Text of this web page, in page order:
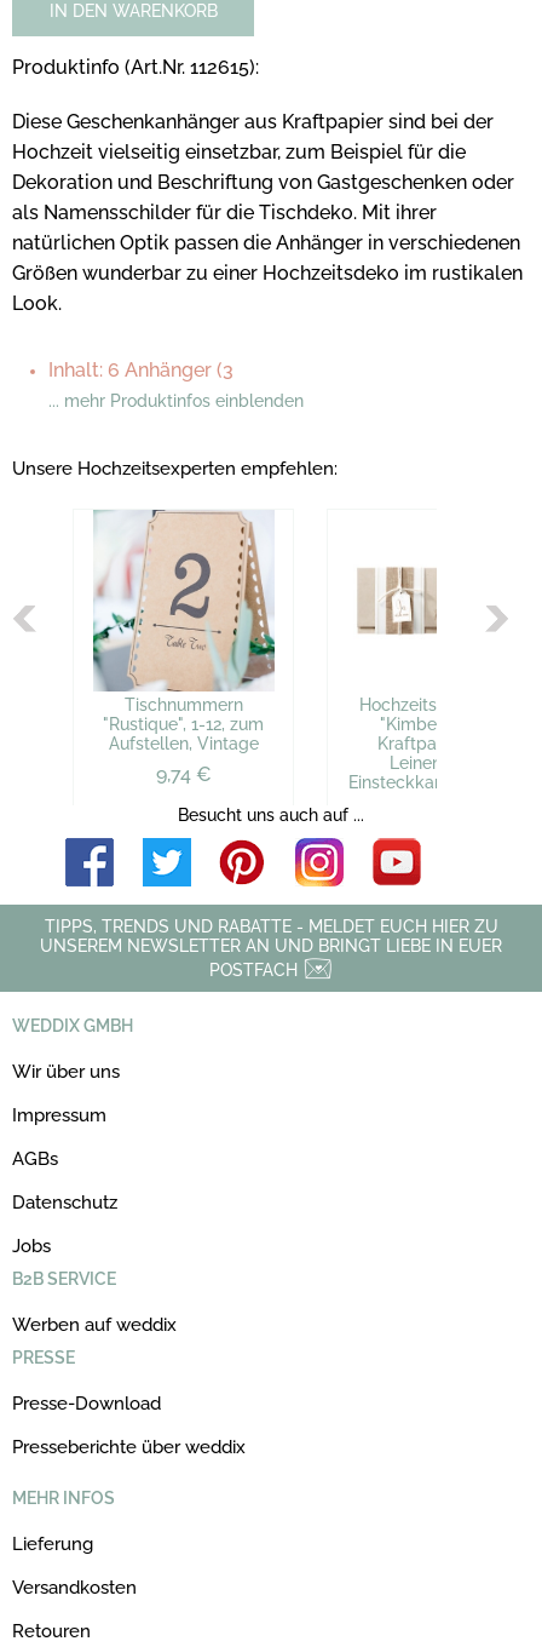
IN DEN WARENKORB
Produktinfo (Art.Nr. 112615):
Diese Geschenkanhänger aus Kraftpapier sind bei der
Hochzeit vielseitig einsetzbar, zum Beispiel für die
Dekoration und Beschriftung von Gastgeschenken oder
als Namensschilder für die Tischdeko. Mit ihrer
natürlichen Optik passen die Anhänger in verschiedenen
Größen wunderbar zu einer Hochzeitsdeko im rustikalen
Look.
Inhalt: 6 Anhänger (3
... mehr Produktinfos einblenden
Unsere Hochzeitsexperten empfehlen:
Tischnummern
"Rustique", 1-12, zum
Aufstellen, Vintage
9,74 €
Hochzeitseinladung
"Kimberly" aus
Kraftpapier mit
Leinenband,
Einsteckkarte, Vintage
Besucht uns auch auf ...
TIPPS, TRENDS UND RABATTE - MELDET EUCH HIER ZU
UNSEREM NEWSLETTER AN UND BRINGT LIEBE IN EUER
POSTFACH
WEDDIX GMBH
Wir über uns
Impressum
AGBs
Datenschutz
Jobs
B2B SERVICE
Werben auf weddix
PRESSE
Presse-Download
Presseberichte über weddix
MEHR INFOS
Lieferung
Versandkosten
Retouren